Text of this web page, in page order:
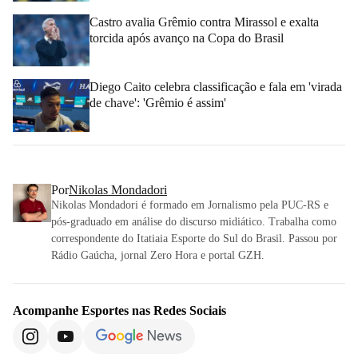
Castro avalia Grêmio contra Mirassol e exalta
torcida após avanço na Copa do Brasil
Diego Caito celebra classificação e fala em 'virada
de chave': 'Grêmio é assim'
PorNikolas Mondadori
Nikolas Mondadori é formado em Jornalismo pela PUC-RS e
pós-graduado em análise do discurso midiático. Trabalha como
correspondente do Itatiaia Esporte do Sul do Brasil. Passou por
Rádio Gaúcha, jornal Zero Hora e portal GZH.
Acompanhe Esportes nas Redes Sociais